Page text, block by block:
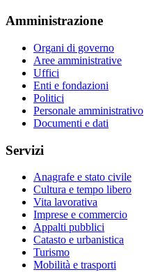
Amministrazione
Organi di governo
Aree amministrative
Uffici
Enti e fondazioni
Politici
Personale amministrativo
Documenti e dati
Servizi
Anagrafe e stato civile
Cultura e tempo libero
Vita lavorativa
Imprese e commercio
Appalti pubblici
Catasto e urbanistica
Turismo
Mobilità e trasporti